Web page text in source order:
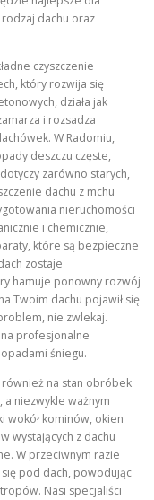
dachu oraz
czyszczenie
który rozwija się
działa jak
i rozsadza
W Radomiu,
deszczu częste,
zarówno starych,
dachu z mchu
nieruchomości
i chemicznie,
które są bezpieczne
zostaje
hamuje ponowny rozwój
Twoim dachu pojawił się
nie zwlekaj.
profesjonalne
śniegu.
również na stan obróbek
a niezwykle ważnym
wokół kominów, okien
wystających z dachu
W przeciwnym razie
pod dach, powodując
Nasi specjaliści